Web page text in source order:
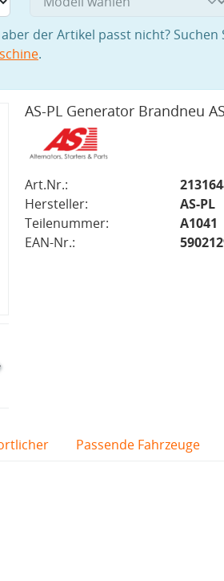
der Artikel passt nicht?
.
AS-PL Generator Brandneu
Art.Nr.:
Hersteller:
AS-PL
Teilenummer:
A1041
EAN-Nr.:
Passende Fahrzeuge